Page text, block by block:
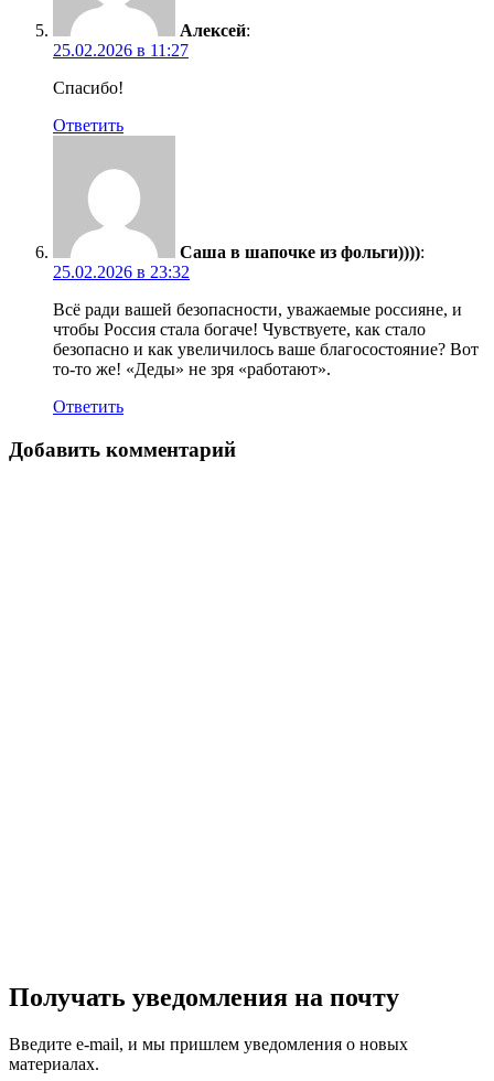
Алексей:
25.02.2026 в 11:27
Спасибо!
Ответить
Саша в шапочке из фольги)))):
25.02.2026 в 23:32
Всё ради вашей безопасности, уважаемые россияне, и
чтобы Россия стала богаче! Чувствуете, как стало
безопасно и как увеличилось ваше благосостояние? Вот
то-то же! «Деды» не зря «работают».
Ответить
Добавить комментарий
Получать уведомления на почту
Введите e-mail, и мы пришлем уведомления о новых
материалах.